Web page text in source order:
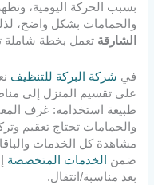
بسبب الحركة اليومية،
والحمامات بشكل واضح،
الشارقة تعمل بخطة شاملة
في شركة البركة للتنظيف
على تقسيم المنزل إلى
طبيعة استخدامه: غرف
والحمامات تحتاج تعقيم
مشاهدة كل الخدمات
ضمن
الخدمات المتخصصة
بعد مناسبة/انتقال.